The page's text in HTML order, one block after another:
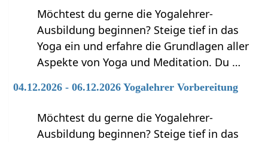
Möchtest du gerne die Yogalehrer-
Ausbildung beginnen? Steige tief in das
Yoga ein und erfahre die Grundlagen aller
Aspekte von Yoga und Meditation. Du …
04.12.2026 - 06.12.2026 Yogalehrer Vorbereitung
Möchtest du gerne die Yogalehrer-
Ausbildung beginnen? Steige tief in das